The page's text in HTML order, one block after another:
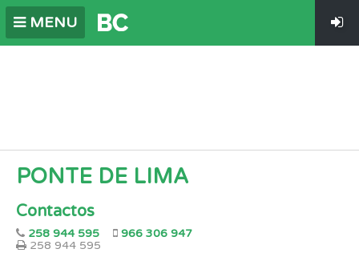
MENU
PONTE DE LIMA
Contactos
258 944 595
258 944 595
966 306 947